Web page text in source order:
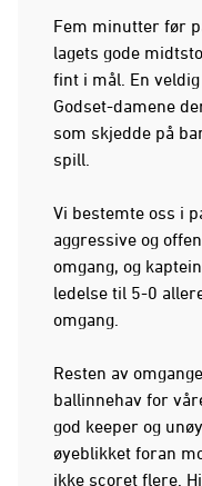
Fem minutter før
lagets gode
fint i mål. En
Godset-damene
som skjedde på
spill.
Vi bestemte oss i
aggressive og
omgang, og
ledelse til 5-0
omgang.
Resten av
ballinnehav for
god keeper og
øyeblikket foran
ikke scoret flere.